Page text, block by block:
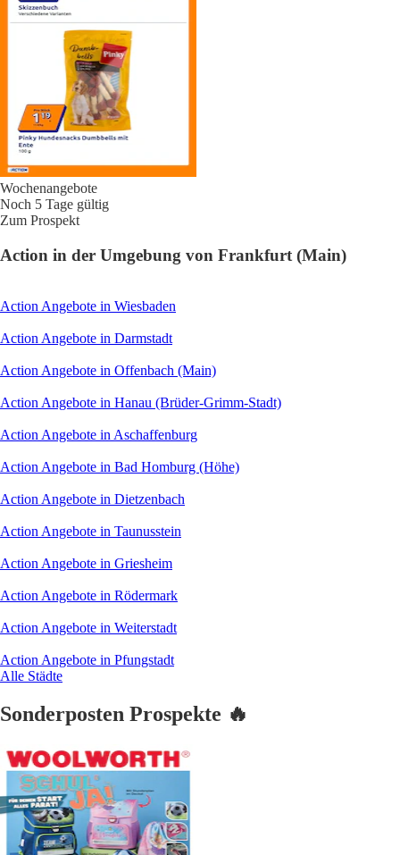
Wochenangebote
Noch 5 Tage gültig
Zum Prospekt
Action in der Umgebung von Frankfurt (Main)
Action Angebote in Wiesbaden
Action Angebote in Darmstadt
Action Angebote in Offenbach (Main)
Action Angebote in Hanau (Brüder-Grimm-Stadt)
Action Angebote in Aschaffenburg
Action Angebote in Bad Homburg (Höhe)
Action Angebote in Dietzenbach
Action Angebote in Taunusstein
Action Angebote in Griesheim
Action Angebote in Rödermark
Action Angebote in Weiterstadt
Action Angebote in Pfungstadt
Alle Städte
Sonderposten Prospekte 🔥